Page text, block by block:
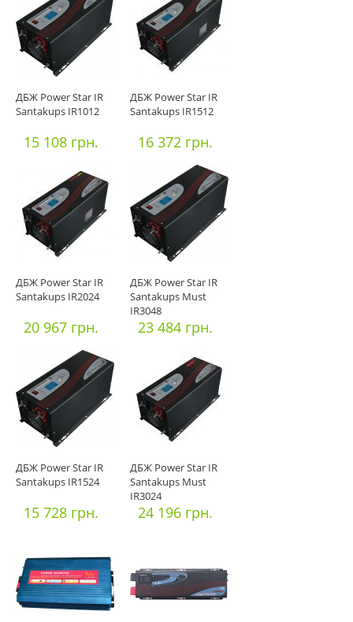
ДБЖ Power Star IR
Santakups IR1012
15 108 грн.
ДБЖ Power Star IR
Santakups IR1512
16 372 грн.
ДБЖ Power Star IR
Santakups IR2024
20 967 грн.
ДБЖ Power Star IR
Santakups Must
IR3048
23 484 грн.
ДБЖ Power Star IR
Santakups IR1524
15 728 грн.
ДБЖ Power Star IR
Santakups Must
IR3024
24 196 грн.